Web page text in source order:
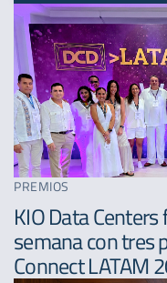
Expansión
Novedades
Premios
Más reciente
Menos reciente
A - Z
PREMIOS
KIO Data
semana con tres
Connect LATAM